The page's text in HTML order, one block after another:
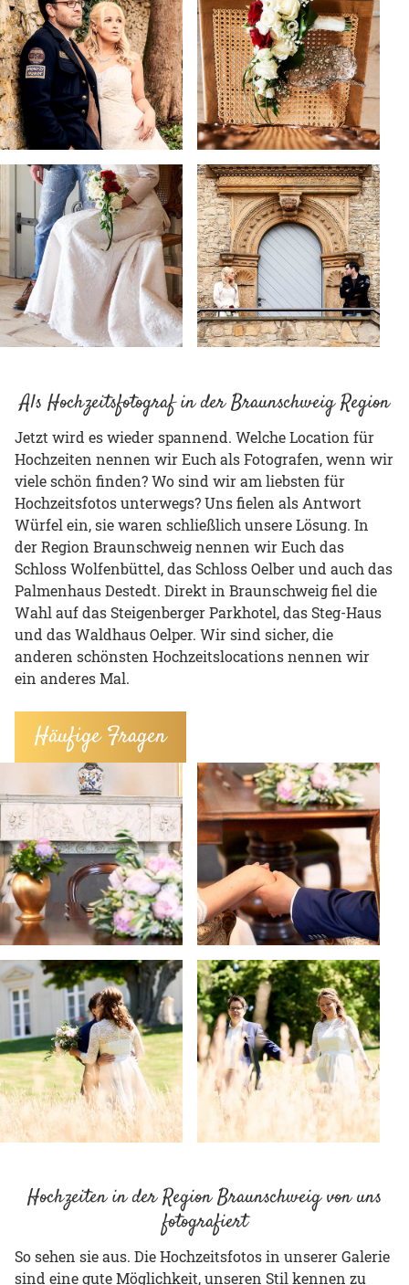
Als Hochzeitsfotograf in der Braunschweig Region
Jetzt wird es wieder spannend. Welche Location für
Hochzeiten nennen wir Euch als Fotografen, wenn wir
viele schön finden? Wo sind wir am liebsten für
Hochzeitsfotos unterwegs? Uns fielen als Antwort
Würfel ein, sie waren schließlich unsere Lösung. In
der Region Braunschweig nennen wir Euch das
Schloss Wolfenbüttel, das Schloss Oelber und auch das
Palmenhaus Destedt. Direkt in Braunschweig fiel die
Wahl auf das Steigenberger Parkhotel, das Steg-Haus
und das Waldhaus Oelper. Wir sind sicher, die
anderen schönsten Hochzeitslocations nennen wir
ein anderes Mal.
Häufige Fragen
Hochzeiten in der Region Braunschweig von uns
fotografiert
So sehen sie aus. Die Hochzeitsfotos in unserer Galerie
sind eine gute Möglichkeit, unseren Stil kennen zu